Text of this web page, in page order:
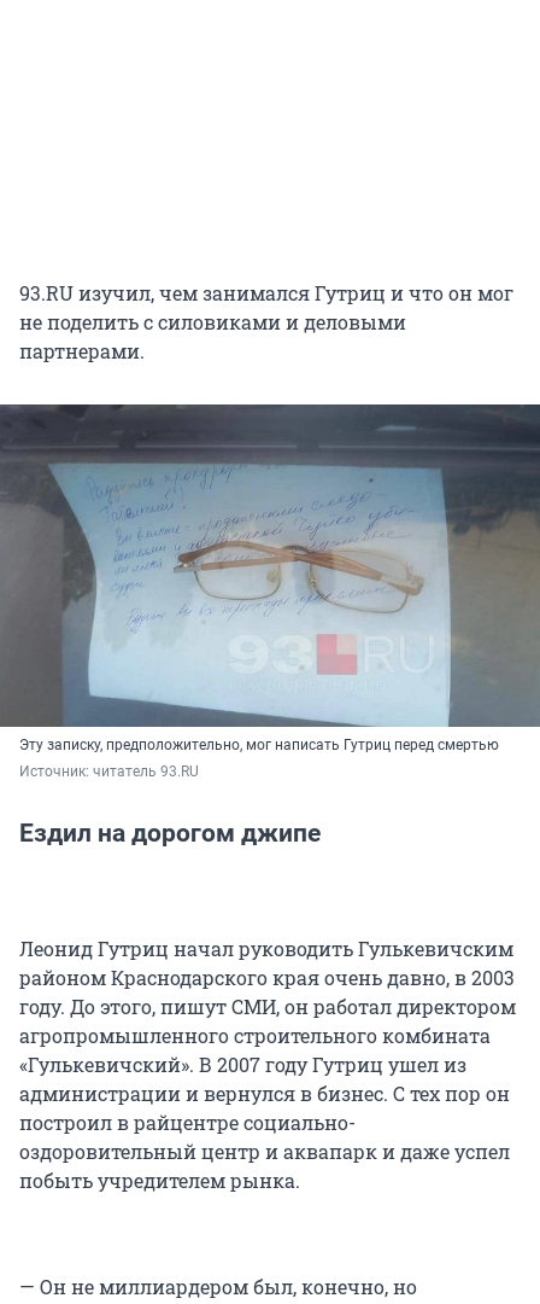
93.RU изучил, чем занимался Гутриц и что он мог
не поделить с силовиками и деловыми
партнерами.
Эту записку, предположительно, мог написать Гутриц перед смертью
Источник: читатель 93.RU
Ездил на дорогом джипе
Леонид Гутриц начал руководить Гулькевичским
районом Краснодарского края очень давно, в 2003
году. До этого, пишут СМИ, он работал директором
агропромышленного строительного комбината
«Гулькевичский». В 2007 году Гутриц ушел из
администрации и вернулся в бизнес. С тех пор он
построил в райцентре социально-
оздоровительный центр и аквапарк и даже успел
побыть учредителем рынка.
— Он не миллиардером был, конечно, но